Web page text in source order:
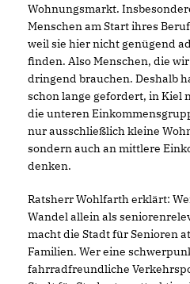
Wohnungsmarkt.
Menschen am Start ihres
weil sie hier nicht genügend
finden. Also Menschen, die
dringend brauchen. Deshalb
schon lange gefordert, in Kiel
die unteren
nur ausschließlich kleine
sondern auch an mittlere
denken.
Ratsherr Wohlfarth erklärt:
Wandel allein als
macht die Stadt für Senioren
Familien. Wer eine
fahrradfreundliche